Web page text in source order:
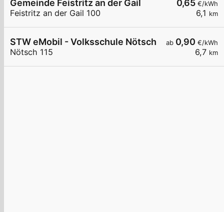
0,65 €/kWh
6,1 km
Gemeinde Feistritz an der Gail
Feistritz an der Gail 100
ab 0,90 €/kWh
6,7 km
STW eMobil - Volksschule Nötsch
Nötsch 115